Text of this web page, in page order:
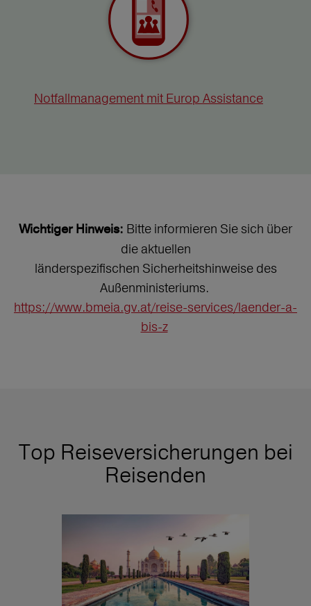
Notfallmanagement mit Europ Assistance
Wichtiger Hinweis: Bitte informieren Sie sich über
die aktuellen
länderspezifischen Sicherheitshinweise des
Außenministeriums.
https://www.bmeia.gv.at/reise-services/laender-a-
bis-z
Top Reiseversicherungen bei
Reisenden